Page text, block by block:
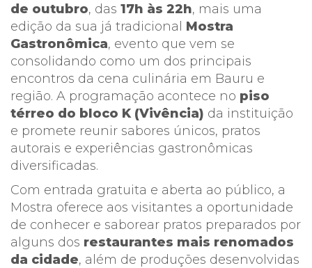
UATI
de outubro, das 17h às 22h, mais uma
edição da sua já tradicional Mostra
Gastronômica, evento que vem se
consolidando como um dos principais
encontros da cena culinária em Bauru e
região. A programação acontece no piso
térreo do bloco K (Vivência) da instituição
e promete reunir sabores únicos, pratos
autorais e experiências gastronômicas
diversificadas.
Com entrada gratuita e aberta ao público, a
Mostra oferece aos visitantes a oportunidade
de conhecer e saborear pratos preparados por
alguns dos restaurantes mais renomados
da cidade, além de produções desenvolvidas